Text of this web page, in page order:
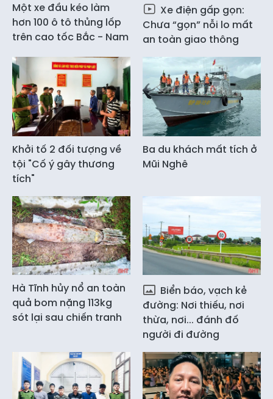
Một xe đầu kéo làm
hơn 100 ô tô thủng lốp
trên cao tốc Bắc - Nam
Xe điện gấp gọn:
Chưa “gọn” nỗi lo mất
an toàn giao thông
Khởi tố 2 đối tượng về
tội "Cố ý gây thương
tích"
Ba du khách mất tích ở
Mũi Nghê
Hà Tĩnh hủy nổ an toàn
quả bom nặng 113kg
sót lại sau chiến tranh
Biển báo, vạch kẻ
đường: Nơi thiếu, nơi
thừa, nơi... đánh đố
người đi đường